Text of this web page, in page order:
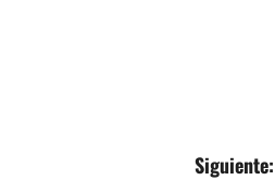
Siguiente: